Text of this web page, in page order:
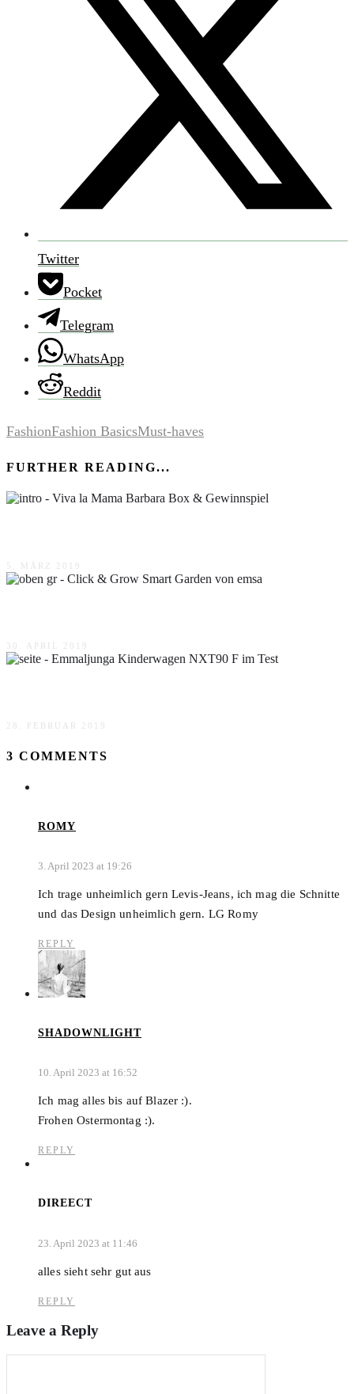
Twitter
Pocket
Telegram
WhatsApp
Reddit
FashionFashion BasicsMust-haves
FURTHER READING...
5. MÄRZ 2019
30. APRIL 2019
28. FEBRUAR 2019
3 COMMENTS
ROMY
3. April 2023 at 19:26
Ich trage unheimlich gern Levis-Jeans, ich mag die Schnitte
und das Design unheimlich gern. LG Romy
REPLY
SHADOWNLIGHT
10. April 2023 at 16:52
Ich mag alles bis auf Blazer :).
Frohen Ostermontag :).
REPLY
DIREECT
23. April 2023 at 11:46
alles sieht sehr gut aus
REPLY
Leave a Reply